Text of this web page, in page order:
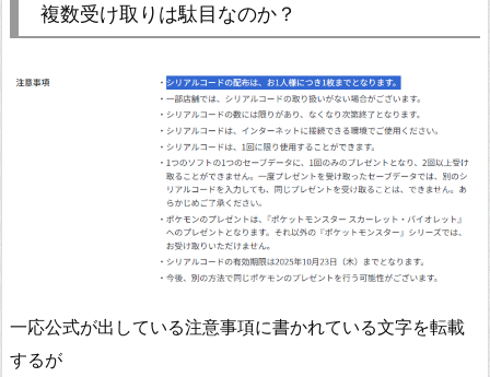
複数受け取りは駄目なのか？
一応公式が出している注意事項に書かれている文字を転載
するが